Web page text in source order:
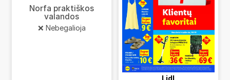
Norfa praktiškos
valandos
❌ Nebegalioja
Lidl